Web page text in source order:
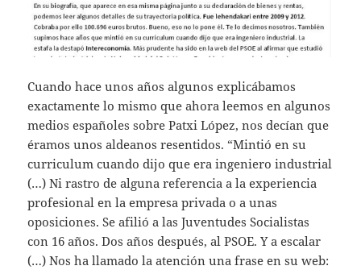
Cuando hace unos años algunos explicábamos
exactamente lo mismo que ahora leemos en algunos
medios españoles sobre Patxi López, nos decían que
éramos unos aldeanos resentidos. “Mintió en su
curriculum cuando dijo que era ingeniero industrial
(…) Ni rastro de alguna referencia a la experiencia
profesional en la empresa privada o a unas
oposiciones. Se afilió a las Juventudes Socialistas
con 16 años. Dos años después, al PSOE. Y a escalar
(…) Nos ha llamado la atención una frase en su web: